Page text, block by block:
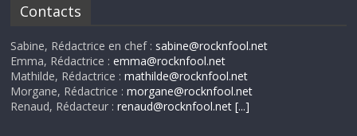
Contacts
Sabine, Rédactrice en chef : sabine@rocknfool.net
Emma, Rédactrice :emma@rocknfool.net
Mathilde, Rédactrice :mathilde@rocknfool.net
Morgane, Rédactrice :morgane@rocknfool.net
Renaud, Rédacteur :renaud@rocknfool.net [...]